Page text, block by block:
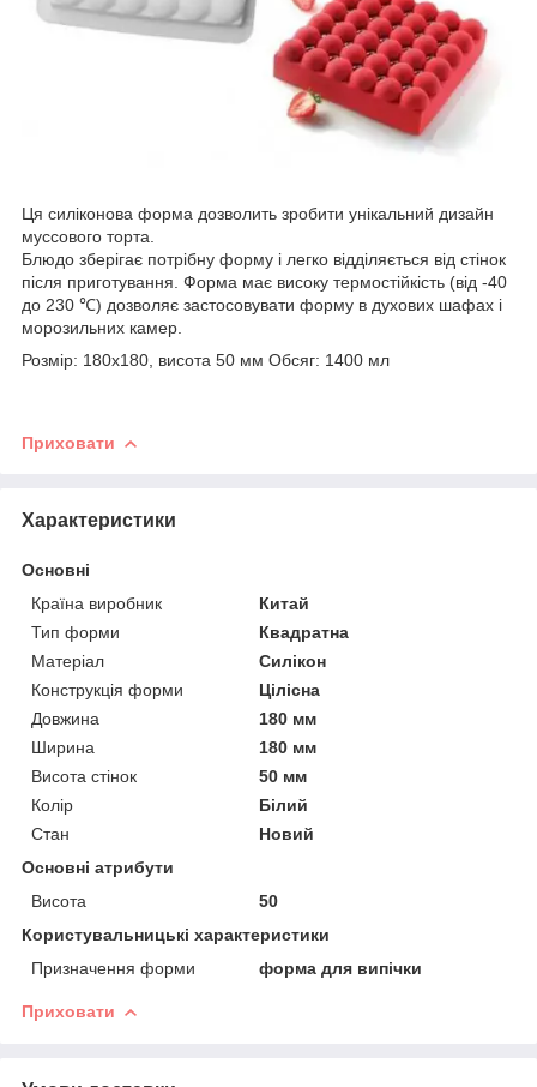
Ця силіконова форма дозволить зробити унікальний дизайн
муссового торта.
Блюдо зберігає потрібну форму і легко відділяється від стінок
після приготування. Форма має високу термостійкість (від -40
до 230 ℃) дозволяє застосовувати форму в духових шафах і
морозильних камер.
Розмір: 180х180, висота 50 мм Обсяг: 1400 мл
Приховати
Характеристики
Основні
Країна виробник
Китай
Тип форми
Квадратна
Матеріал
Силікон
Конструкція форми
Цілісна
Довжина
180 мм
Ширина
180 мм
Висота стінок
50 мм
Колір
Білий
Стан
Новий
Основні атрибути
Висота
50
Користувальницькі характеристики
Призначення форми
форма для випічки
Приховати